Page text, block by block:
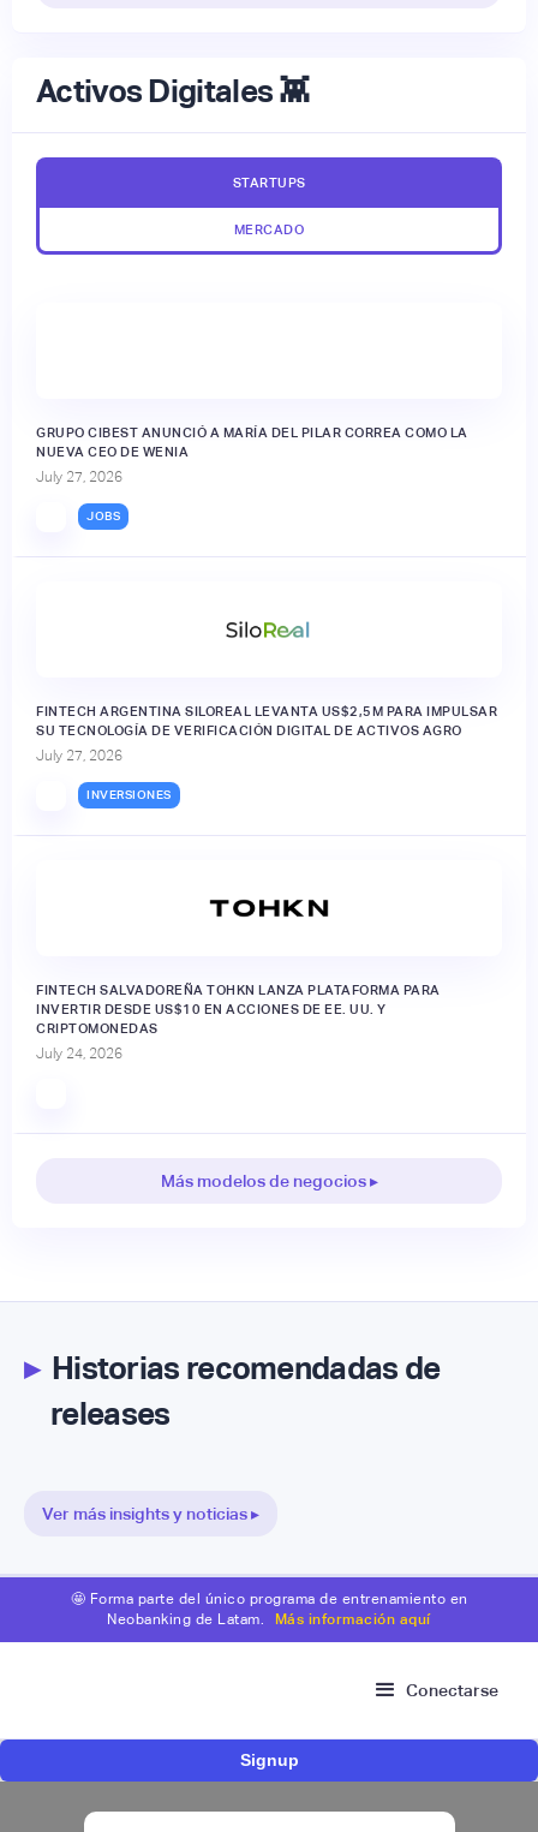
Activos Digitales 👾
STARTUPS
MERCADO
GRUPO CIBEST ANUNCIÓ A MARÍA DEL PILAR CORREA COMO LA
NUEVA CEO DE WENIA
July 27, 2026
JOBS
FINTECH ARGENTINA SILOREAL LEVANTA US$2,5M PARA IMPULSAR
SU TECNOLOGÍA DE VERIFICACIÓN DIGITAL DE ACTIVOS AGRO
July 27, 2026
INVERSIONES
FINTECH SALVADOREÑA TOHKN LANZA PLATAFORMA PARA
INVERTIR DESDE US$10 EN ACCIONES DE EE. UU. Y
CRIPTOMONEDAS
July 24, 2026
Más modelos de negocios ▸
▸Historias recomendadas de
releases
Ver más insights y noticias ▸
🤩 Forma parte del único programa de entrenamiento en
Neobanking de Latam.
Más información aquí
Conectarse
Signup
IA para automatizar la gestión de tesorería de